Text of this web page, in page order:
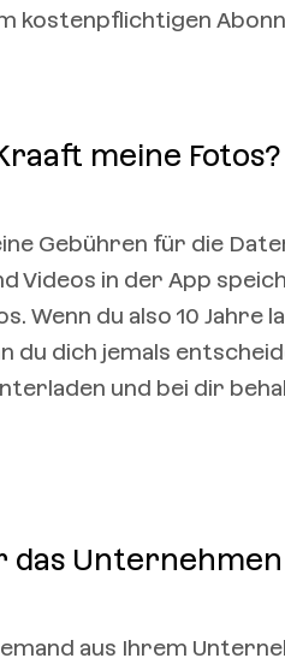
kostenpflichtigen
meine
Gebühren für die
Videos in der App
Wenn du also 10 Jahre
du dich jemals
und bei dir
jemand aus Ihrem